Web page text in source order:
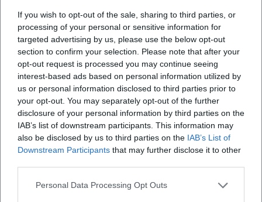
If you wish to opt-out of the sale, sharing to third parties, or
processing of your personal or sensitive information for
targeted advertising by us, please use the below opt-out
section to confirm your selection. Please note that after your
opt-out request is processed you may continue seeing
interest-based ads based on personal information utilized by
us or personal information disclosed to third parties prior to
your opt-out. You may separately opt-out of the further
disclosure of your personal information by third parties on the
IAB’s list of downstream participants. This information may
also be disclosed by us to third parties on the IAB’s List of
Downstream Participants that may further disclose it to other
Personal Data Processing Opt Outs
Häufig gestellte Fragen
Wann beginnt die Veranstaltung?
Wo findet das Konzert statt?
Was kann ich bei der Veranstaltung erwarten?
Ist der Eintritt kostenpflichtig?
Ist die Veranstaltung barrierefrei zugänglich?